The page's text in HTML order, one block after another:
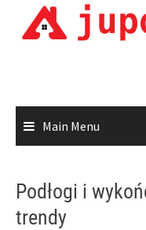
Main Menu
Podłogi i
trendy